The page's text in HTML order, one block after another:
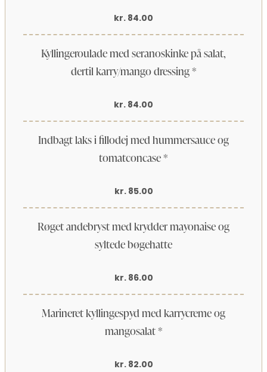
kr. 84.00
Kyllingeroulade med seranoskinke på salat,
dertil karry/mango dressing *
kr. 84.00
Indbagt laks i fillodej med hummersauce og
tomatconcase *
kr. 85.00
Røget andebryst med krydder mayonaise og
syltede bøgehatte
kr. 86.00
Marineret kyllingespyd med karrycreme og
mangosalat *
kr. 82.00